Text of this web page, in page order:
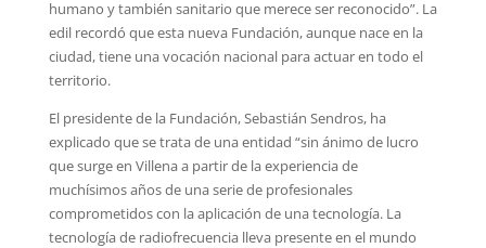
humano y también sanitario que merece ser reconocido”. La
edil recordó que esta nueva Fundación, aunque nace en la
ciudad, tiene una vocación nacional para actuar en todo el
territorio.
El presidente de la Fundación, Sebastián Sendros, ha
explicado que se trata de una entidad “sin ánimo de lucro
que surge en Villena a partir de la experiencia de
muchísimos años de una serie de profesionales
comprometidos con la aplicación de una tecnología. La
tecnología de radiofrecuencia lleva presente en el mundo